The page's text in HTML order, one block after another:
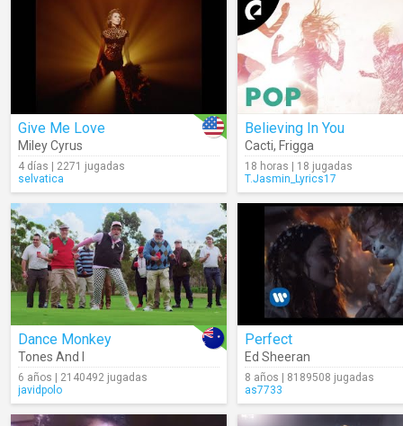
Give Me Love
Miley Cyrus
4 días | 2271 jugadas
selvatica
Believing In You
Cacti, Frigga
18 horas | 18 jugadas
T.Jasmin_Lyrics17
Dance Monkey
Tones And I
6 años | 2140492 jugadas
javidpolo
Perfect
Ed Sheeran
8 años | 8189508 jugadas
as7733